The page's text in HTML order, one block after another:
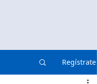
Regístrate